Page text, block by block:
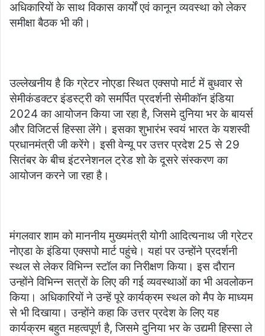
अधिकारियों के साथ विकास कार्यों एवं कानून व्यवस्था को लेकर
समीक्षा बैठक भी की।
उल्लेखनीय है कि ग्रेटर नोएडा स्थित एक्सपो मार्ट में बुधवार से
सेमीकंडक्टर इंडस्ट्री को समर्पित प्रदर्शनी सेमीकॉन इंडिया
2024 का आयोजन किया जा रहा है, जिसमे दुनिया भर के बायर्स
और विजिटर्स हिस्सा लेंगे। इसका शुभारंभ स्वयं भारत के यशस्वी
प्रधानमंत्री जी करेंगे। इसी वेन्यू पर उत्तर प्रदेश 25 से 29
सितंबर के बीच इंटरनेशनल ट्रेड शो के दूसरे संस्करण का
आयोजन करने जा रहा है।
मंगलवार शाम को माननीय मुख्यमंत्री योगी आदित्यनाथ जी ग्रेटर
नोएडा के इंडिया एक्सपो मार्ट पहुंचे। यहां पर उन्होंने प्रदर्शनी
स्थल से लेकर विभिन्न स्टॉल का निरीक्षण किया। इस दौरान
उन्होंने विभिन्न सत्रों के लिए की गई व्यवस्थाओं का भी अवलोकन
किया। अधिकारियों ने उन्हें पूरे कार्यक्रम स्थल को मैप के माध्यम
से भी दिखाया। उन्होंने कहा कि उत्तर प्रदेश के लिए यह
कार्यक्रम बहुत महत्वपूर्ण है, जिसमे दुनिया भर के उद्यमी हिस्सा ले